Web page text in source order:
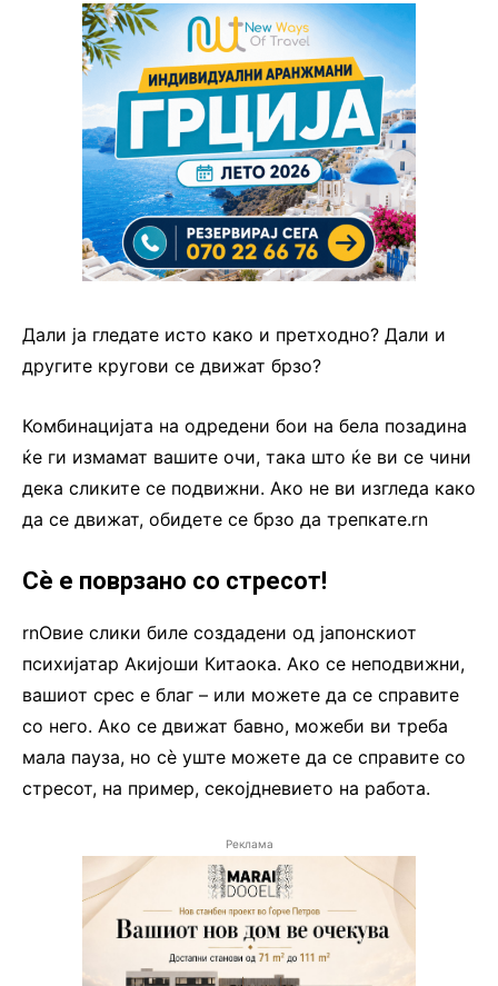
Дали ја гледате исто како и претходно? Дали и
другите кругови се движат брзо?
Комбинацијата на одредени бои на бела позадина
ќе ги измамат вашите очи, така што ќе ви се чини
дека сликите се подвижни. Ако не ви изгледа како
да се движат, обидете се брзо да трепкате.rn
Сè е поврзано со стресот!
rnОвие слики биле создадени од јапонскиот
психијатар Акијоши Китаока. Ако се неподвижни,
вашиот срес е благ – или можете да се справите
со него. Ако се движат бавно, можеби ви треба
мала пауза, но сè уште можете да се справите со
стресот, на пример, секојдневието на работа.
Реклама